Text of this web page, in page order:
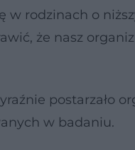
w rodzinach o
że nasz
postarzało
w badaniu.